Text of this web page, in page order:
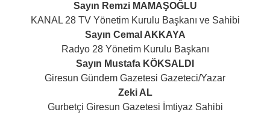
Sayın Remzi MAMAŞOĞLU
KANAL 28 TV Yönetim Kurulu Başkanı ve Sahibi
Sayın Cemal AKKAYA
Radyo 28 Yönetim Kurulu Başkanı
Sayın Mustafa KÖKSALDI
Giresun Gündem Gazetesi Gazeteci/Yazar
Zeki AL
Gurbetçi Giresun Gazetesi İmtiyaz Sahibi